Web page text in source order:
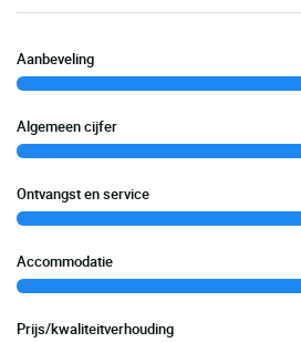
Aanbeveling
Algemeen cijfer
Ontvangst en service
Accommodatie
Prijs/kwaliteitverhouding